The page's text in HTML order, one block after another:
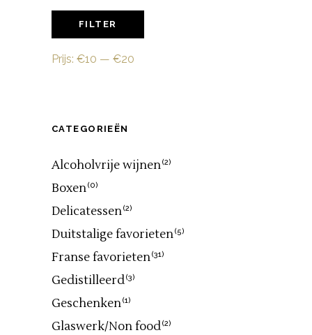
prijs
prijs
FILTER
Prijs: €10 — €20
CATEGORIEËN
Alcoholvrije wijnen(2)
Boxen(0)
Delicatessen(2)
Duitstalige favorieten(5)
Franse favorieten(31)
Gedistilleerd(3)
Geschenken(1)
Glaswerk/Non food(2)